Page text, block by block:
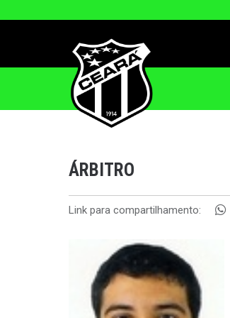
ÁRBITRO
Link para compartilhamento: